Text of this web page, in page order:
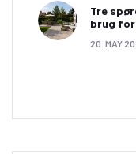
Tre
brug
20. MAY